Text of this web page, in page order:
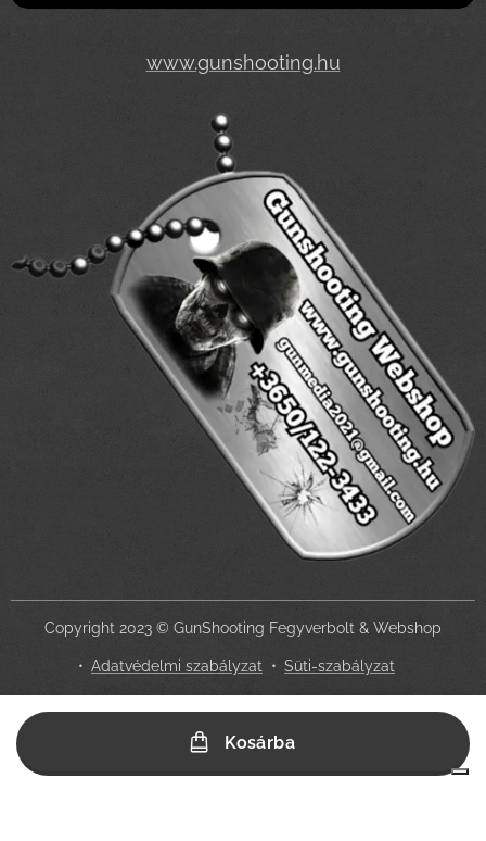
Kosárba
www.gunshooting.hu
Copyright 2023 © GunShooting Fegyverbolt & Webshop
Adatvédelmi szabályzat Süti-szabályzat